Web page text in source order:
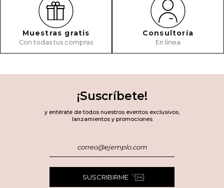
Muestras gratis
Con todas tus compras
Consultoría
En línea
¡Suscríbete!
y entérate de todos nuestros eventos exclusivos,
lanzamientos y promociones
SUSCRIBIRME